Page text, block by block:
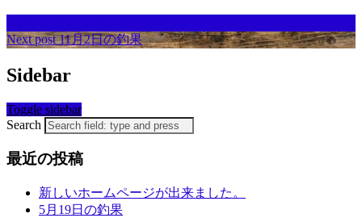
Next post 11月2日の釣果
Sidebar
Toggle sidebar
Search
最近の投稿
新しいホームページが出来ました。
5月19日の釣果